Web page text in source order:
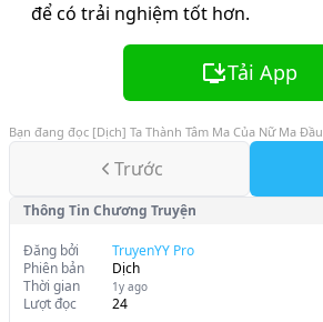
để có trải nghiệm tốt hơn.
Tải App
Bạn đang đọc [Dịch] Ta Thành Tâm Ma Của Nữ Ma Đầu
Trước
Thông Tin Chương Truyện
Đăng bởi
TruyenYY Pro
Phiên bản
Dịch
Thời gian
1y ago
Lượt đọc 24